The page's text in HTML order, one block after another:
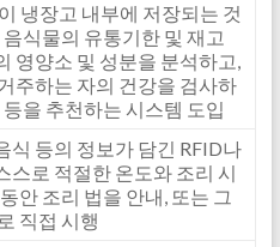
냉장고 내부에 저장되는 것
식물의 유통기한 및 재고
영양소 및 성분을 분석하고,
주하는 자의 건강을 검사하
을 추천하는 시스템 도입
식 등의 정보가 담긴 RFID나
스로 적절한 온도와 조리 시
안 조리 법을 안내, 또는 그
직접 시행